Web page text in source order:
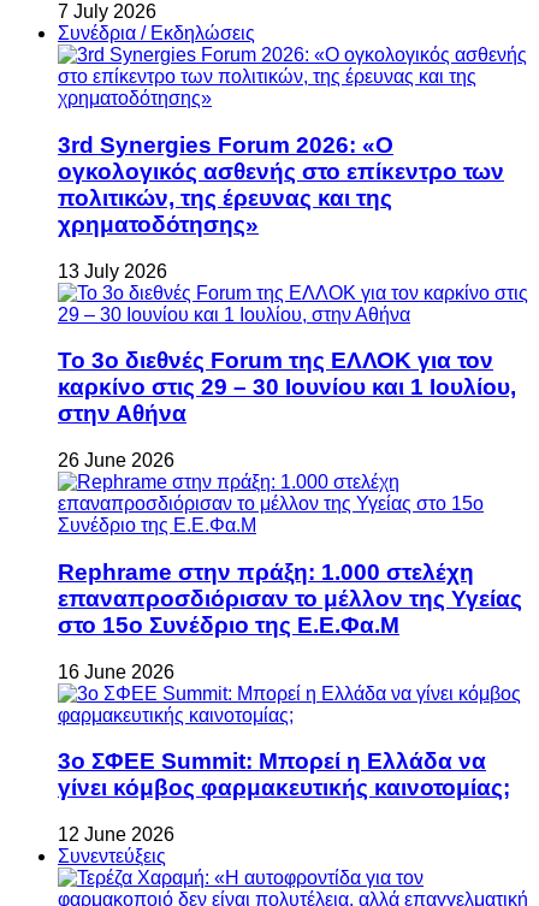
7 July 2026
Συνέδρια / Εκδηλώσεις
3rd Synergies Forum 2026: «Ο
ογκολογικός ασθενής στο επίκεντρο των
πολιτικών, της έρευνας και της
χρηματοδότησης»
13 July 2026
Το 3ο διεθνές Forum της ΕΛΛΟΚ για τον
καρκίνο στις 29 – 30 Ιουνίου και 1 Ιουλίου,
στην Αθήνα
26 June 2026
Rephrame στην πράξη: 1.000 στελέχη
επαναπροσδιόρισαν το μέλλον της Υγείας
στο 15ο Συνέδριο της Ε.Ε.Φα.Μ
16 June 2026
3ο ΣΦΕΕ Summit: Μπορεί η Ελλάδα να
γίνει κόμβος φαρμακευτικής καινοτομίας;
12 June 2026
Συνεντεύξεις